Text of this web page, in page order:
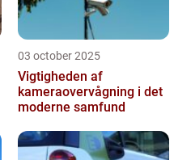
03 october 2025
Vigtigheden af
kameraovervågning i det
moderne samfund